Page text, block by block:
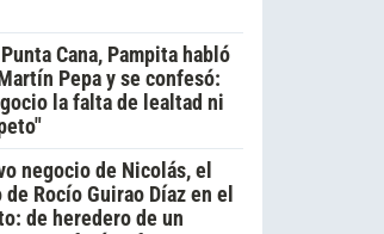
Cana, Pampita habló
Pepa y se confesó:
la falta de lealtad ni
negocio de Nicolás, el
Rocío Guirao Díaz en el
de heredero de un